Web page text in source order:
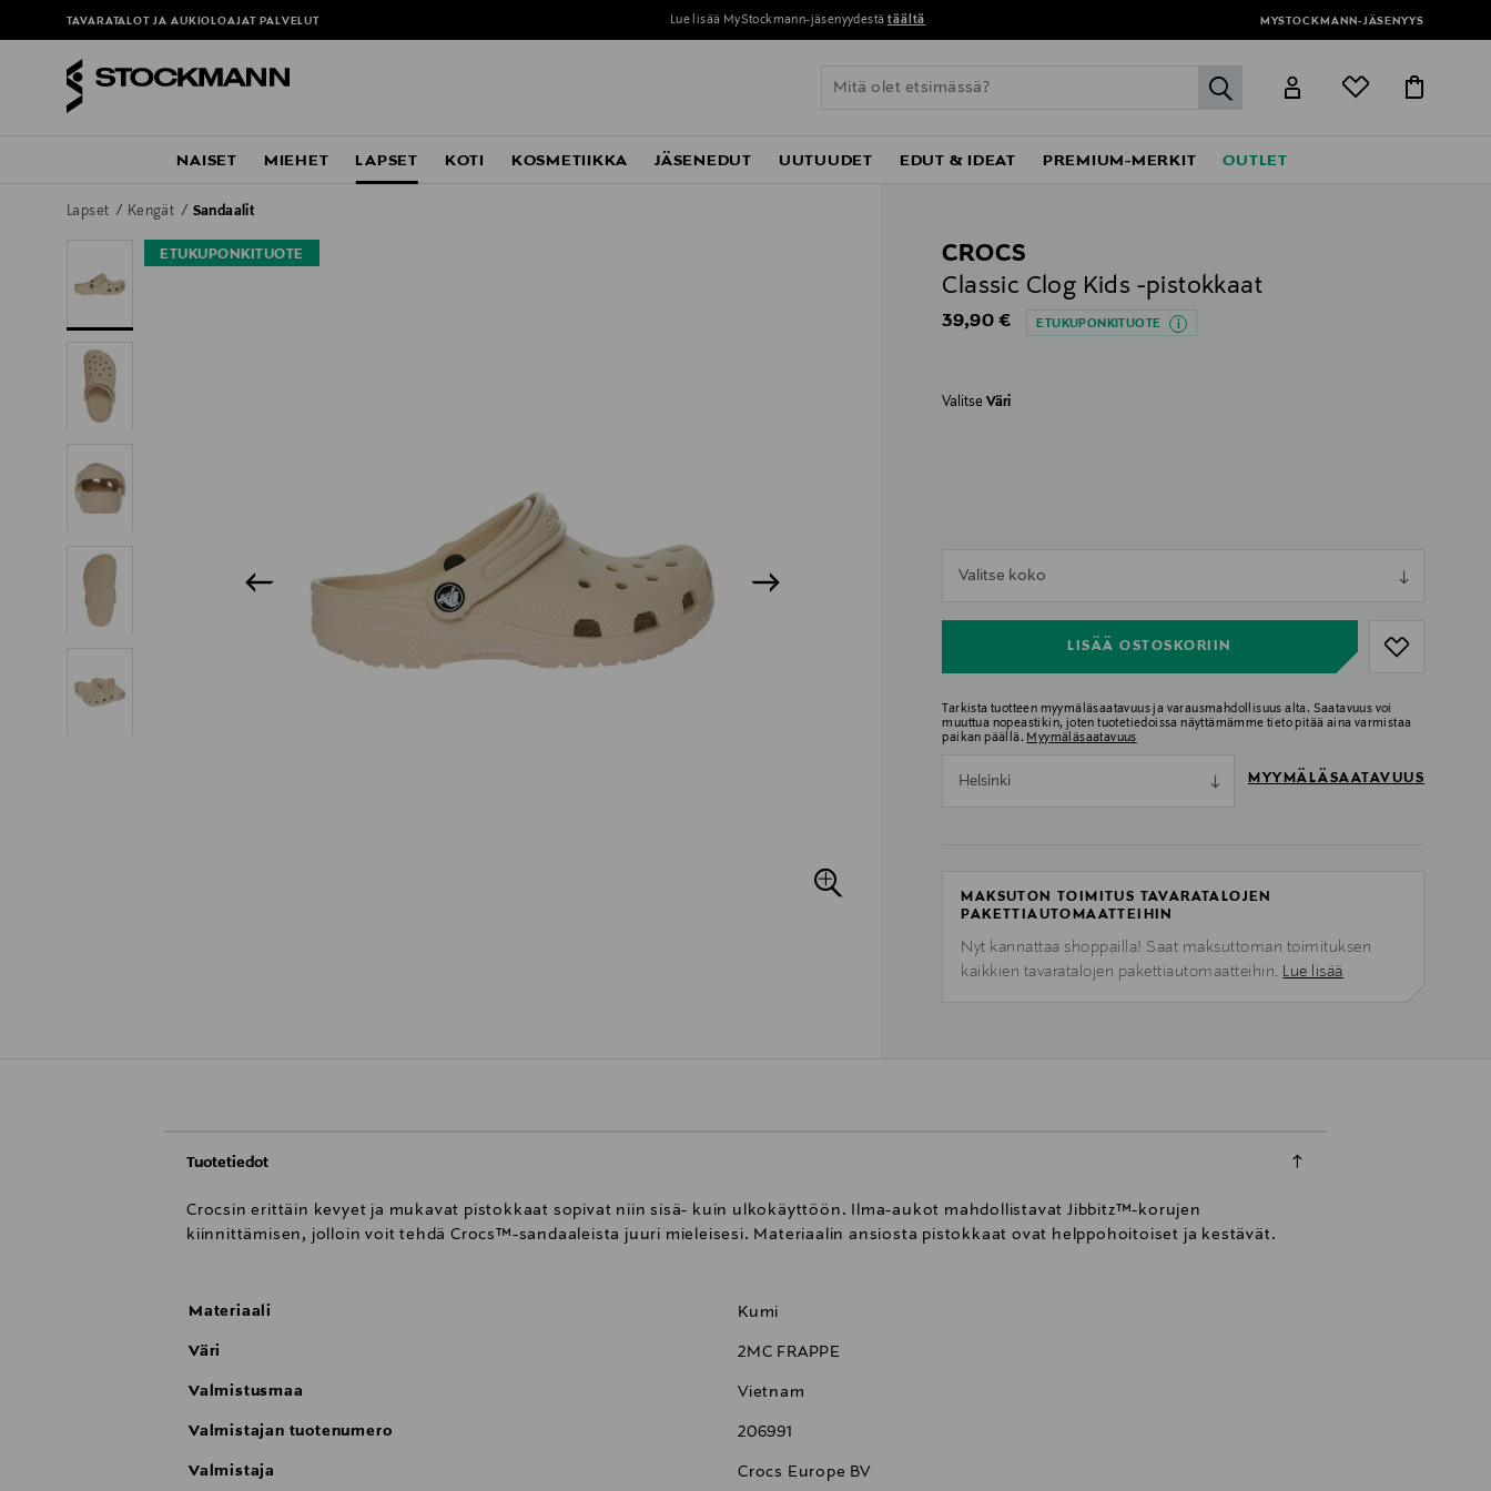
TAVARATALOT JA AUKIOLOAJAT PALVELUT Lue lisää MyStockmann-jäsenyydestä täältä MYSTOCKMANN-JÄSENYYS
label.header.go
NAISET MIEHET LAPSET KOTI KOSMETIIKKA JÄSENEDUT UUTUUDET EDUT & IDEAT PREMIUM-MERKIT OUTLET
Lapset Kengät Sandaalit
ETUKUPONKITUOTE
CROCS
Classic Clog Kids -pistokkaat
Original Price
39,90 € ETUKUPONKITUOTE
ValitseVäri
Valitse koko
LISÄÄ OSTOSKORIIN
Tarkista tuotteen myymäläsaatavuus ja varausmahdollisuus alta. Saatavuus voi
muuttua nopeastikin, joten tuotetiedoissa näyttämämme tieto pitää aina varmistaa
paikan päällä. Myymäläsaatavuus
Helsinki MYYMÄLÄSAATAVUUS
MAKSUTON TOIMITUS TAVARATALOJEN
PAKETTIAUTOMAATTEIHIN
Nyt kannattaa shoppailla! Saat maksuttoman toimituksen
kaikkien tavaratalojen pakettiautomaatteihin. Lue lisää
Tuotetiedot
Crocsin erittäin kevyet ja mukavat pistokkaat sopivat niin sisä- kuin ulkokäyttöön. Ilma-aukot mahdollistavat Jibbitz™-korujen
kiinnittämisen, jolloin voit tehdä Crocs™-sandaaleista juuri mieleisesi. Materiaalin ansiosta pistokkaat ovat helppohoitoiset ja kestävät.
Materiaali Kumi
Väri 2MC FRAPPE
Valmistusmaa Vietnam
Valmistajan tuotenumero 206991
Valmistaja Crocs Europe BV